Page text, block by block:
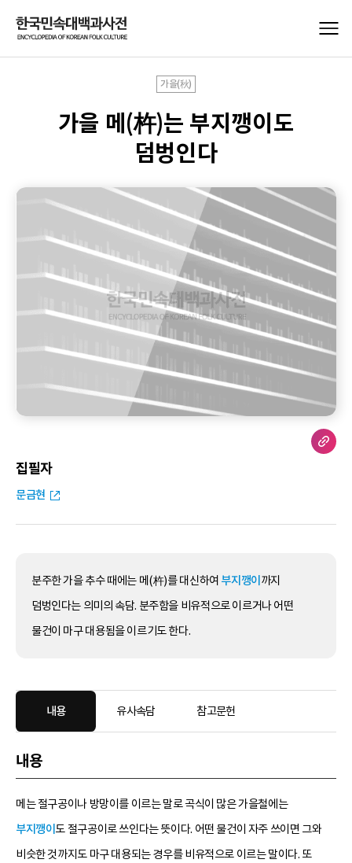
가을(秋)
가을 메(杵)는 부지깽이도
덤벙인다
집필자
문금현
분주한 가을 추수 때에는 메(杵)를 대신하여 부지깽이 까지
덤벙인다는 의미의 속담. 분주함을 비유적으로 이르거나 어떤
물건이 마구 대용됨을 이르기도 한다.
내용 유사속담 참고문헌
내용
메는 절구공이나 방망이를 이르는 말로 곡식이 많은 가을철에는
부지깽이 도 절구공이로 쓰인다는 뜻이다. 어떤 물건이 자주 쓰이면 그와
비슷한 것까지도 마구 대용되는 경우를 비유적으로 이르는 말이다. 또